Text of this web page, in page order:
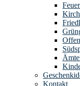
Kontakt